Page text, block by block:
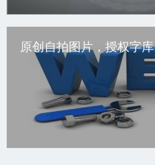
原创自拍图片，授权字库